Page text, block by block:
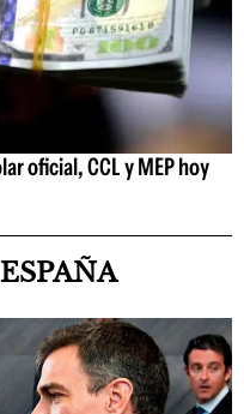
oficial, CCL y MEP hoy